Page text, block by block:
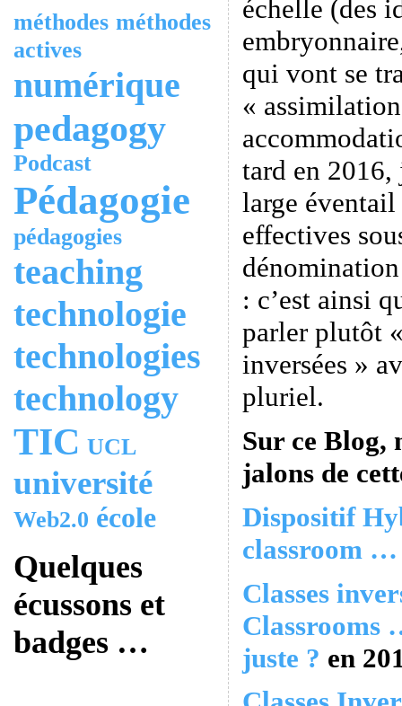
méthodes méthodes
actives
numérique
pedagogy
Podcast
Pédagogie
pédagogies
teaching
technologie
technologies
technology
TIC UCL
université
Web2.0 école
Quelques
écussons et
badges …
échelle (des
qui vont se
«
tard en
large
effectives
: c’est ainsi
parler plutôt
inversées »
pluriel.
Sur ce Blog,
jalons de
Dispositif
classroom …
Classes
Classrooms
juste ? en